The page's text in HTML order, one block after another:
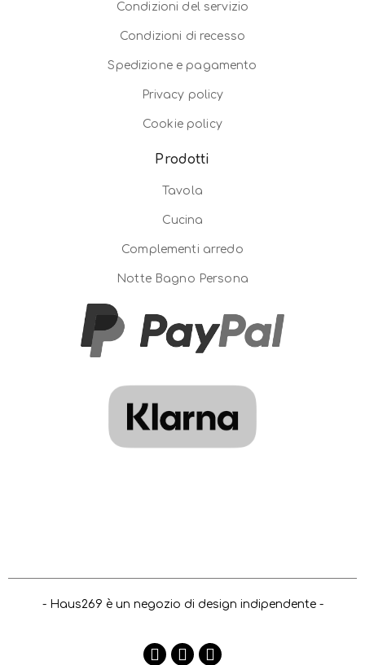
Condizioni del servizio
Condizioni di recesso
Spedizione e pagamento
Privacy policy
Cookie policy
Prodotti
Tavola
Cucina
Complementi arredo
Notte Bagno Persona
- Haus269 è un negozio di design indipendente -